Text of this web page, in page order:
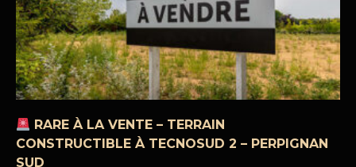
RARE À LA VENTE – TERRAIN
CONSTRUCTIBLE À TECNOSUD 2 – PERPIGNAN
SUD